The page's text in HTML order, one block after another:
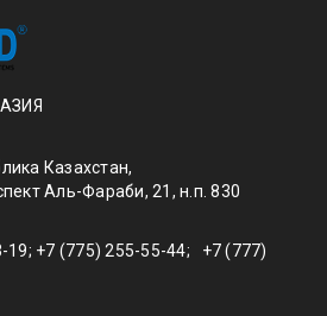
Казахстан,
Аль-Фараби, 21, н.п. 830
19; +7 (775) 255-55-44; +7 (777)